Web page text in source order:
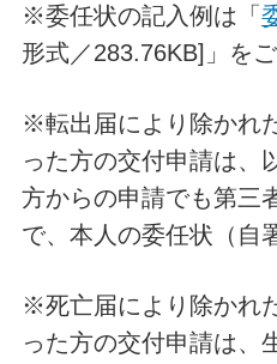
※委任状の記入例は「
形式／283.76KB]」をご
※転出届により除かれ
った方の交付申請は、
方からの申請でも第三
で、本人の委任状（自
※死亡届により除かれ
った方の交付申請は、